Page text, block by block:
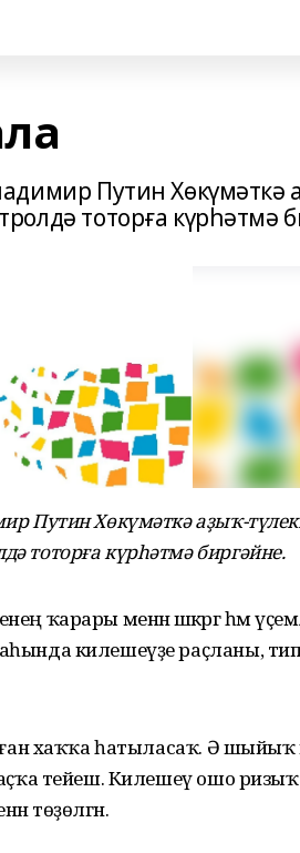
Путин Хөкүмәткә
тоторға күрһәтмә
Путин Хөкүмәткә аҙыҡ-
тоторға күрһәтмә биргәйне.
ҡарары менән шәкәргә һәм
килешеүҙе раҫланы,
хаҡҡа һатыласаҡ. Ә
тейеш. Килешеү ошо
төҙөлгән.